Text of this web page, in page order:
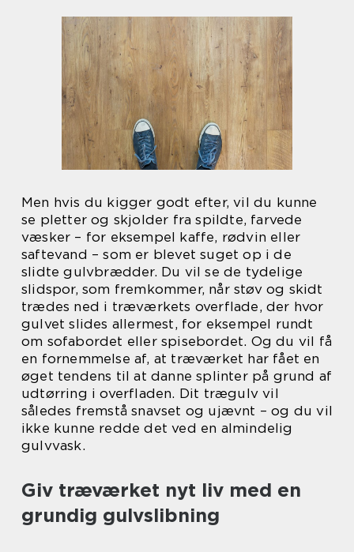
Men hvis du kigger godt efter, vil du kunne
se pletter og skjolder fra spildte, farvede
væsker – for eksempel kaffe, rødvin eller
saftevand – som er blevet suget op i de
slidte gulvbrædder. Du vil se de tydelige
slidspor, som fremkommer, når støv og skidt
trædes ned i træværkets overflade, der hvor
gulvet slides allermest, for eksempel rundt
om sofabordet eller spisebordet. Og du vil få
en fornemmelse af, at træværket har fået en
øget tendens til at danne splinter på grund af
udtørring i overfladen. Dit trægulv vil
således fremstå snavset og ujævnt – og du vil
ikke kunne redde det ved en almindelig
gulvvask.
Giv træværket nyt liv med en
grundig gulvslibning